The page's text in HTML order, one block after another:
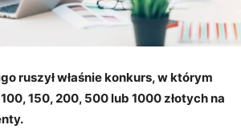
ruszył właśnie konkurs, w którym
150, 200, 500 lub 1000 złotych na